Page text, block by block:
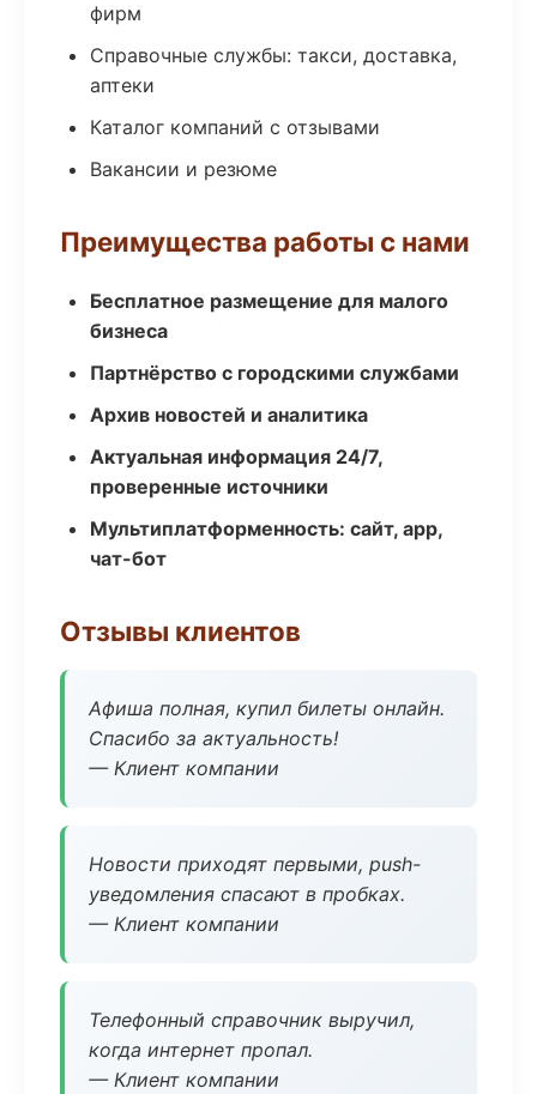
фирм
Справочные службы: такси, доставка,
аптеки
Каталог компаний с отзывами
Вакансии и резюме
Преимущества работы с нами
Бесплатное размещение для малого
бизнеса
Партнёрство с городскими службами
Архив новостей и аналитика
Актуальная информация 24/7,
проверенные источники
Мультиплатформенность: сайт, app,
чат-бот
Отзывы клиентов
Афиша полная, купил билеты онлайн.
Спасибо за актуальность!
— Клиент компании
Новости приходят первыми, push-
уведомления спасают в пробках.
— Клиент компании
Телефонный справочник выручил,
когда интернет пропал.
— Клиент компании